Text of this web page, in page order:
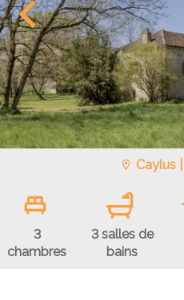
Caylus |
3
chambres
3 salles de
bains